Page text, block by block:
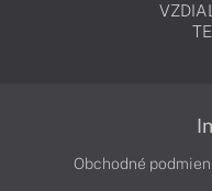
Obchodné